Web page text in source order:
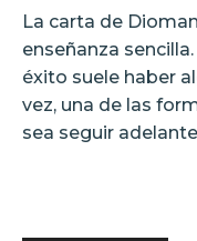
La carta de
enseñanza
éxito suele haber
vez, una de las
sea seguir